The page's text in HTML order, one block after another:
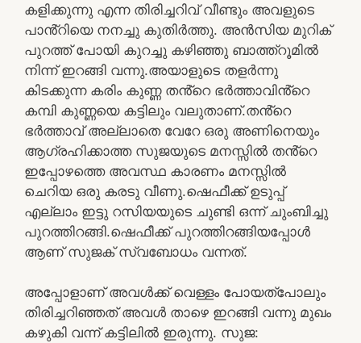
കളിക്കുന്നു എന്ന തിരിച്ചറിവ് വീണ്ടും അവളുടെ
പാൻ്റിയെ നനച്ചു കുതിർത്തു. അൻസിയ മുറിക്
പുറത്ത് പോയി കുറച്ചു കഴിഞ്ഞു ബാത്ത്റൂമിൽ
നിന്ന് ഇറങ്ങി വന്നു.അയാളുടെ തളർന്നു
കിടക്കുന്ന കരിം കുണ്ണ തൻ്റെ ഭർത്താവിൻ്റെ
കമ്പി കുണ്ണയെ കട്ടിലും വലുതാണ്.തൻ്റെ
ഭർത്താവ് അല്ലാതെ വേറേ ഒരു അണിനെയും
ആഗ്രഹിക്കാത്ത സുജയുടെ മനസ്സിൽ തൻ്റെ
ഇപ്പോഴത്തെ അവസ്ഥ കാരണം മനസ്സിൽ
ചെറിയ ഒരു കരടു വീണു.ഷെഫീക്ക് ഉടുപ്പ്
എല്ലാം ഇട്ടു റസിയയുടെ ചുണ്ടി ഒന്ന് ചുംബിച്ചു
പുറത്തിറങ്ങി.ഷെഫീക്ക് പുറത്തിറങ്ങിയപ്പോൾ
ആണ് സുജക് സ്വബോധം വന്നത്.
അപ്പോളാണ് അവൾക്ക് വെള്ളം പോയത്പോലും
തിരിച്ചറിഞ്ഞത് അവൾ താഴെ ഇറങ്ങി വന്നു മുഖം
കഴുകി വന്ന് കട്ടിലിൽ ഇരുന്നു. സുജ: